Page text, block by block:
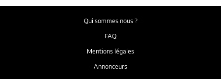
Qui sommes nous ?
FAQ
Mentions légales
Annonceurs